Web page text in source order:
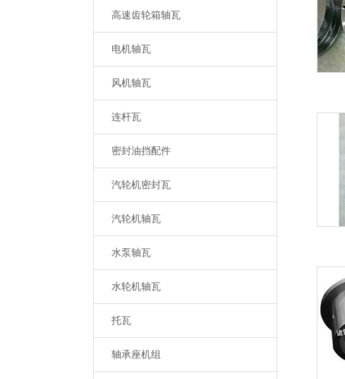
高速齿轮箱轴瓦
电机轴瓦
风机轴瓦
连杆瓦
密封油挡配件
汽轮机密封瓦
汽轮机轴瓦
水泵轴瓦
水轮机轴瓦
托瓦
轴承座机组